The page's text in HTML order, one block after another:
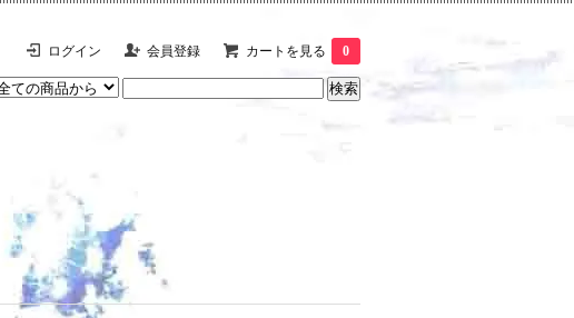
ログイン 会員登録 カートを見る 0